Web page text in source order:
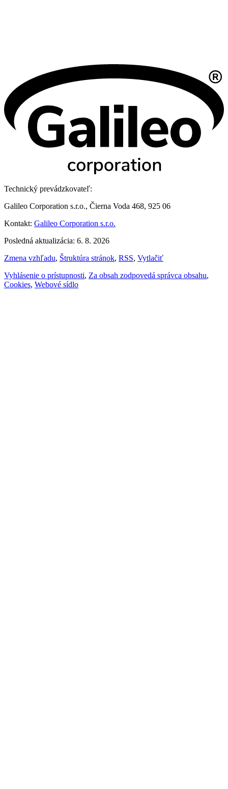
Technický prevádzkovateľ:
Galileo Corporation s.r.o., Čierna Voda 468, 925 06
Kontakt: Galileo Corporation s.r.o.
Posledná aktualizácia: 6. 8. 2026
Zmena vzhľadu, Štruktúra stránok, RSS, Vytlačiť
Vyhlásenie o prístupnosti, Za obsah zodpovedá správca obsahu,
Cookies, Webové sídlo